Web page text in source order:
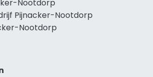
Nootdorp
Pijnacker-Nootdorp
Nootdorp